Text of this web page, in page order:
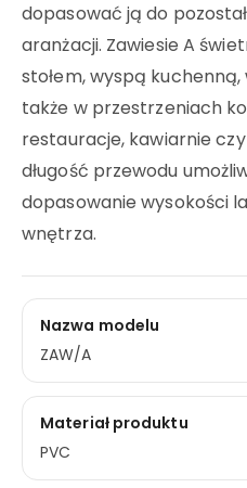
dopasować ją do
aranżacji. Zawiesie A
stołem, wyspą kuchenną,
także w przestrzeniach
restauracje, kawiarnie
długość przewodu
dopasowanie wysokości
wnętrza.
Nazwa modelu
ZAW/A
Materiał produktu
PVC